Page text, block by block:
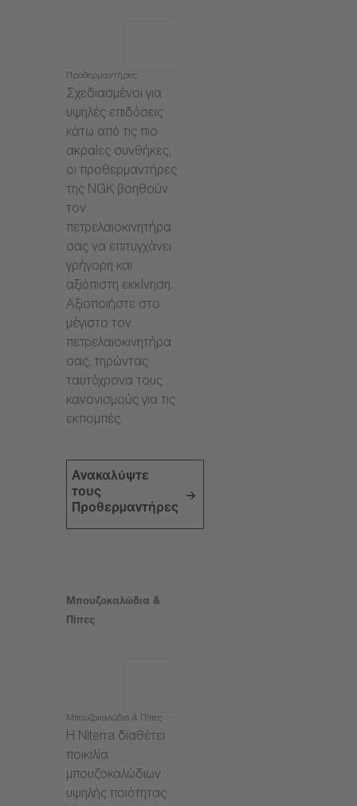
Προθερμαντήρες
Σχεδιασμένοι για
υψηλές επιδόσεις
κάτω από τις πιο
ακραίες συνθήκες,
οι προθερμαντήρες
της NGK βοηθούν
τον
πετρελαιοκινητήρα
σας να επιτυγχάνει
γρήγορη και
αξιόπιστη εκκίνηση.
Αξιοποιήστε στο
μέγιστο τον
πετρελαιοκινητήρα
σας, τηρώντας
ταυτόχρονα τους
κανονισμούς για τις
εκπομπές.
Ανακαλύψτε
τους
Προθερμαντήρες
Μπουζοκαλώδια &
Πίπες
Μπουζοκαλώδια & Πίπες
Η Niterra διαθέτει
ποικιλία
μπουζοκαλώδιων
υψηλής ποιότητας